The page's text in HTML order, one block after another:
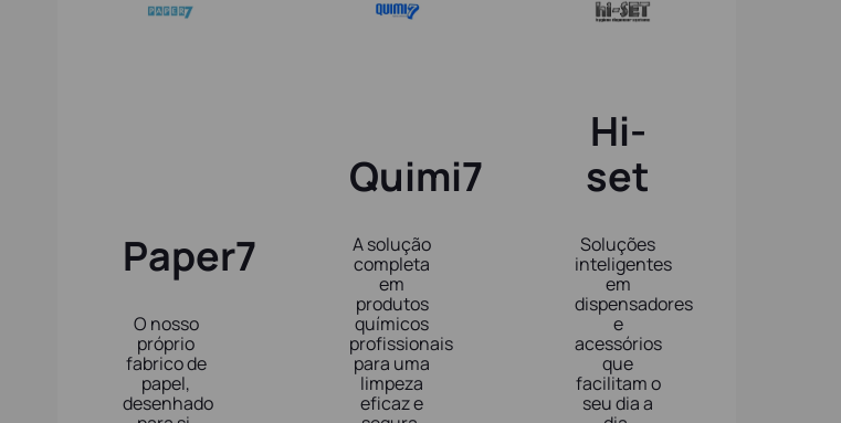
Paper7
O nosso
próprio
fabrico de
papel,
desenhado
Quimi7
A solução
completa
em
produtos
químicos
profissionais
para uma
limpeza
eficaz e
Hi-
set
Soluções
inteligentes
em
dispensadores
e
acessórios
que
facilitam o
seu dia a